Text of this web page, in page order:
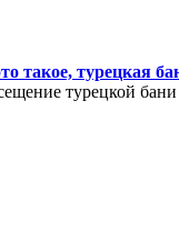
такое, турецкая
турецкой